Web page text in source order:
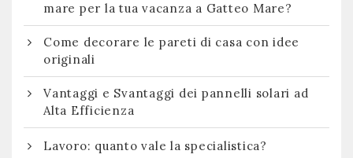
mare per la tua vacanza a Gatteo Mare?
Come decorare le pareti di casa con idee
originali
Vantaggi e Svantaggi dei pannelli solari ad
Alta Efficienza
Lavoro: quanto vale la specialistica?